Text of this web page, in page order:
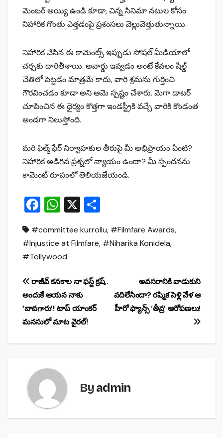
మెంబర్ అయ్యి ఉండి కూడా, చిన్న సినిమా నటుల కోసం
నిహారిక గొంతు ఎత్తడంపై ప్రశంసలు వెల్లువెత్తుతున్నాయి.
నిహారిక చేసిన ఈ కామెంట్స్ ఇప్పుడు సోషల్ మీడియాలో
చర్చకు దారితీశాయి. అవార్డు ఇవ్వడం అంటే కేవలం షీల్డ్
చేతిలో పెట్టడం మాత్రమే కాదు, వారి శ్రమను గుర్తించి
గౌరవించడం కూడా అని ఆమె స్పష్టం చేశారు. మెగా డాటర్
చూపించిన ఈ ధైర్యం కొత్తగా ఇండస్ట్రీకి వచ్చే వారికి కొండంత
అండగా నిలుస్తోంది.
మరి ఫిల్మ్ ఫేర్ నిర్వాహకుల తీరుపై మీ అభిప్రాయం ఏంటి?
నిహారిక అడిగిన ప్రశ్నలో న్యాయం ఉందా? మీ స్పందనను
కామెంట్ రూపంలో తెలియజేయండి.
F
c
e
o
o
k
W
at
s
p
p
X
ar
e
#committee kurrollu, #Filmfare Awards,
#Injustice at Filmfare, #Niharika Konidela,
#Tollywood
Post
navigation
అవసరానికి వాడుకుని
వదిలేసిందా? రష్మిక పెళ్లి వేళ ఆ
హీరో ఫ్యాన్స్ ‘తీవ్ర’ ఆరోపణలు!
రాజీవ్ కనకాల నా ఫస్ట్ క్రష్..
అందుకే ఆయన నాకు
‘బావగారు’! టాప్ యాంకర్
మనసులో మాట వైరల్!
Byadmin